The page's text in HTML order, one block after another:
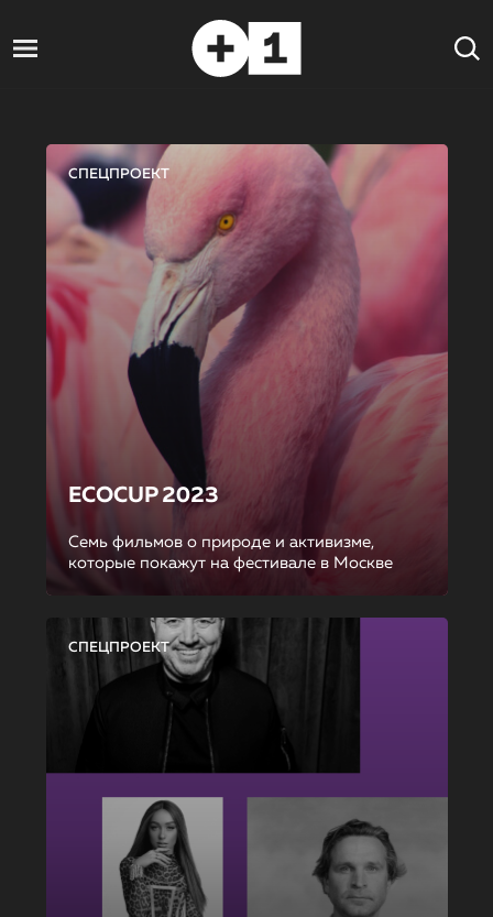
СПЕЦПРОЕКТ
ECOCUP 2023
Семь фильмов о природе и активизме,
которые покажут на фестивале в Москве
СПЕЦПРОЕКТ